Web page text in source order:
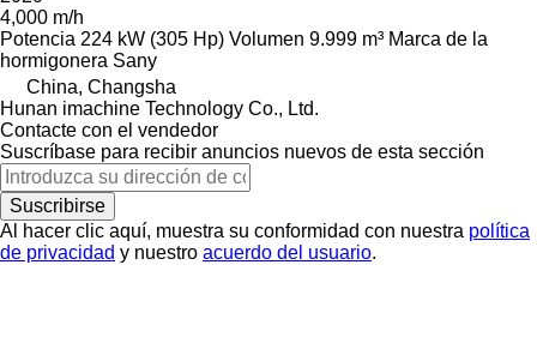
4,000 m/h
Potencia 224 kW (305 Hp) Volumen 9.999 m³ Marca de la
hormigonera Sany
China, Changsha
Hunan imachine Technology Co., Ltd.
Contacte con el vendedor
Suscríbase para recibir anuncios nuevos de esta sección
Suscribirse
Al hacer clic aquí, muestra su conformidad con nuestra política
de privacidad y nuestro acuerdo del usuario.